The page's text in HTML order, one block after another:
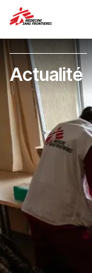
Actualité